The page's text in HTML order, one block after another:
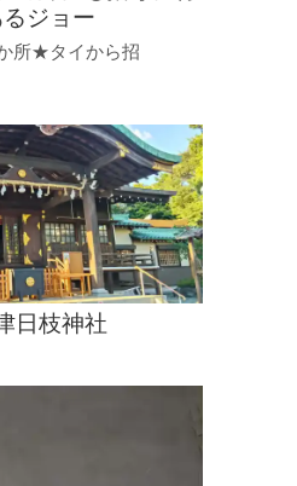
ジョー
所★タイから招
日枝神社